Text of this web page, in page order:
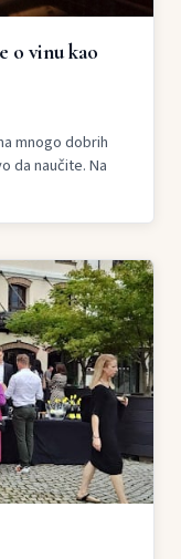
o vinu kao
mnogo dobrih
da naučite. Na